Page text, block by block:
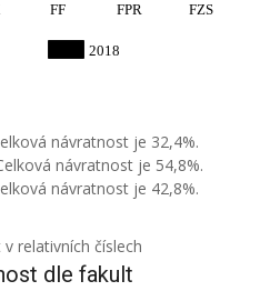
FF FPR FZS
2018
návratnost je 32,4%.
návratnost je 54,8%.
návratnost je 42,8%.
relativních číslech
dle fakult